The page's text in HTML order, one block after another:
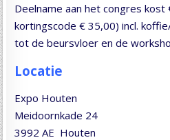
Deelname aan het congres
kortingscode € 35,00) incl.
tot de beursvloer en de
Locatie
Expo Houten
Meidoornkade 24
3992 AE Houten